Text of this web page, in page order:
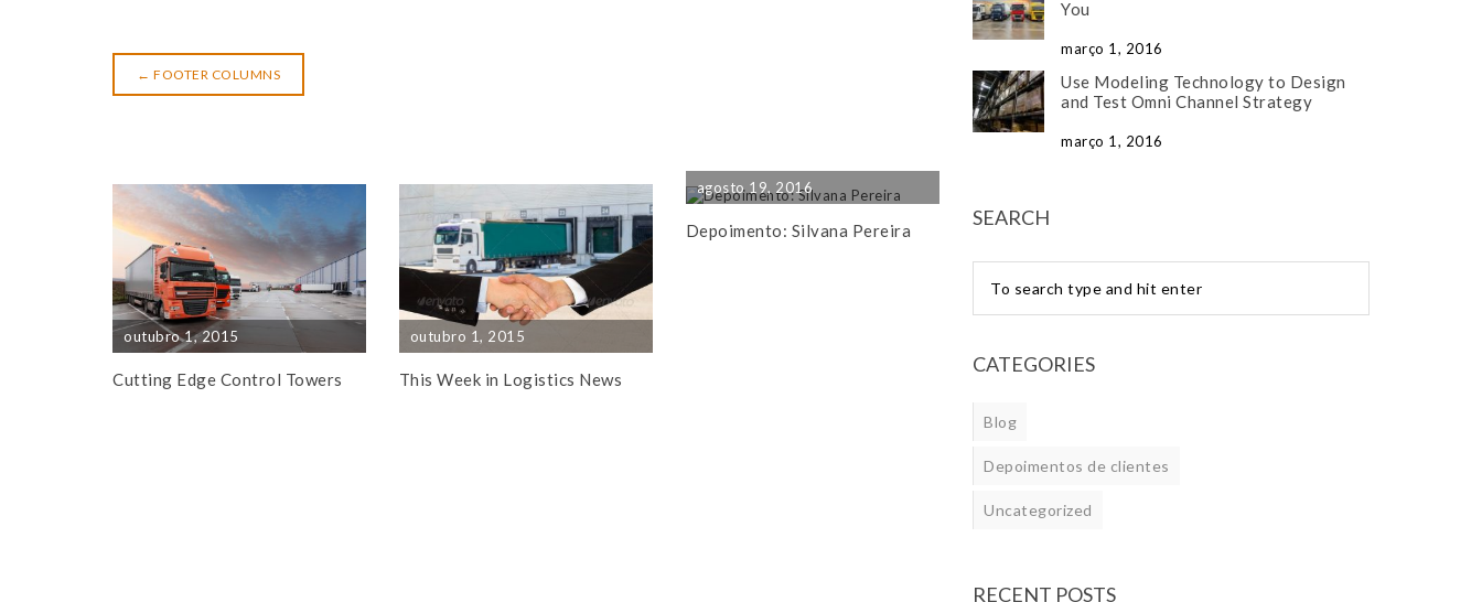
← FOOTER COLUMNS
outubro 1, 2015
Cutting Edge Control Towers
outubro 1, 2015
This Week in Logistics News
agosto 19, 2016
Depoimento: Silvana Pereira
You
março 1, 2016
Use Modeling Technology to Design
and Test Omni Channel Strategy
março 1, 2016
SEARCH
CATEGORIES
Blog
Depoimentos de clientes
Uncategorized
RECENT POSTS